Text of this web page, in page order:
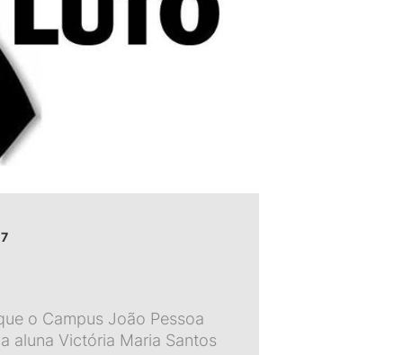
o Campus João Pessoa
aluna Victória Maria Santos